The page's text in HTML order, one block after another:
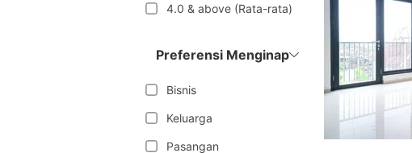
4.0 & above (Rata-rata)
Preferensi Menginap
Bisnis
Keluarga
Pasangan